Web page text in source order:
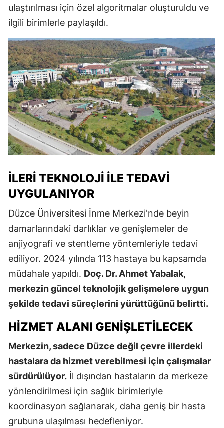
ulaştırılması için özel algoritmalar oluşturuldu ve
ilgili birimlerle paylaşıldı.
İLERI TEKNOLOJI ILE TEDAVI
UYGULANIYOR
Düzce Üniversitesi İnme Merkezi'nde beyin
damarlarındaki darlıklar ve genişlemeler de
anjiyografi ve stentleme yöntemleriyle tedavi
ediliyor. 2024 yılında 113 hastaya bu kapsamda
müdahale yapıldı. Doç. Dr. Ahmet Yabalak,
merkezin güncel teknolojik gelişmelere uygun
şekilde tedavi süreçlerini yürüttüğünü belirtti.
HIZMET ALANI GENIŞLETILECEK
Merkezin, sadece Düzce değil çevre illerdeki
hastalara da hizmet verebilmesi için çalışmalar
sürdürülüyor. İl dışından hastaların da merkeze
yönlendirilmesi için sağlık birimleriyle
koordinasyon sağlanarak, daha geniş bir hasta
grubuna ulaşılması hedefleniyor.